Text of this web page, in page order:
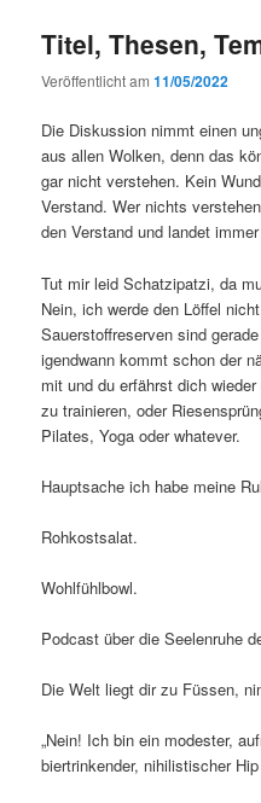
Titel, Thesen,
Veröffentlicht am11/05/2022
Die Diskussion nimmt einen
aus allen Wolken, denn das
gar nicht verstehen. Kein
Verstand. Wer nichts
den Verstand und landet
Tut mir leid Schatzipatzi, da
Nein, ich werde den Löffel
Sauerstoffreserven sind
igendwann kommt schon der
mit und du erfährst dich
zu trainieren, oder
Pilates, Yoga oder whatever.
Hauptsache ich habe meine
Rohkostsalat.
Wohlfühlbowl.
Podcast über die Seelenruhe
Die Welt liegt dir zu Füssen,
„Nein! Ich bin ein modester,
biertrinkender, nihilistischer